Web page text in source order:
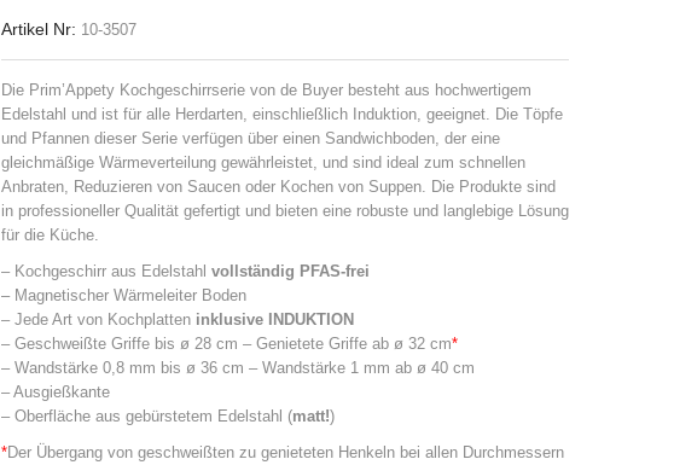
Artikel Nr: 10-3507
Die Prim’Appety Kochgeschirrserie von de Buyer besteht aus hochwertigem
Edelstahl und ist für alle Herdarten, einschließlich Induktion, geeignet. Die Töpfe
und Pfannen dieser Serie verfügen über einen Sandwichboden, der eine
gleichmäßige Wärmeverteilung gewährleistet, und sind ideal zum schnellen
Anbraten, Reduzieren von Saucen oder Kochen von Suppen. Die Produkte sind
in professioneller Qualität gefertigt und bieten eine robuste und langlebige Lösung
für die Küche.
– Kochgeschirr aus Edelstahl vollständig PFAS-frei
– Magnetischer Wärmeleiter Boden
– Jede Art von Kochplatten inklusive INDUKTION
– Geschweißte Griffe bis ø 28 cm – Genietete Griffe ab ø 32 cm*
– Wandstärke 0,8 mm bis ø 36 cm – Wandstärke 1 mm ab ø 40 cm
– Ausgießkante
– Oberfläche aus gebürstetem Edelstahl (matt!)
*Der Übergang von geschweißten zu genieteten Henkeln bei allen Durchmessern